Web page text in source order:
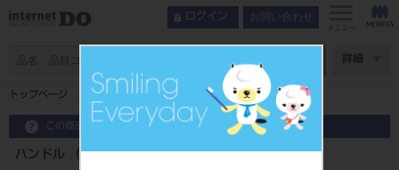
ログイン お問い合わせ
メニュー
詳細
トップページ ハンドル （ポイント式用） P-C
この商品に関するお問い合わせ
ハンドル （ポイント式用） P-C